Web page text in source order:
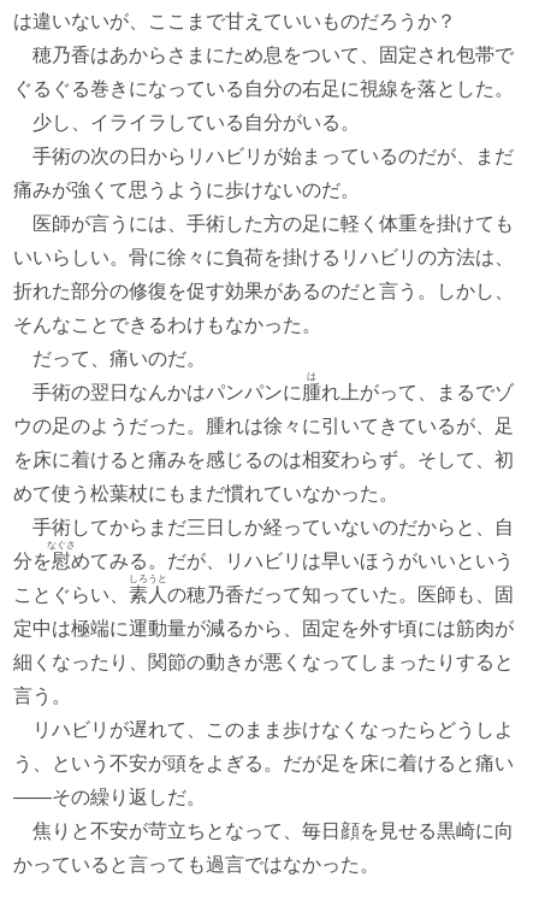
は違いないが、ここまで甘えていいものだろうか？
穂乃香はあからさまにため息をついて、固定され包帯で
ぐるぐる巻きになっている自分の右足に視線を落とした。
少し、イライラしている自分がいる。
手術の次の日からリハビリが始まっているのだが、まだ
痛みが強くて思うように歩けないのだ。
医師が言うには、手術した方の足に軽く体重を掛けても
いいらしい。骨に徐々に負荷を掛けるリハビリの方法は、
折れた部分の修復を促す効果があるのだと言う。しかし、
そんなことできるわけもなかった。
だって、痛いのだ。
手術の翌日なんかはパンパンに 腫
は
れ上がって、まるでゾ
ウの足のようだった。腫れは徐々に引いてきているが、足
を床に着けると痛みを感じるのは相変わらず。そして、初
めて使う松葉杖にもまだ慣れていなかった。
手術してからまだ三日しか経っていないのだからと、自
分を慰
なぐさ
めてみる。だが、リハビリは早いほうがいいという
ことぐらい、素人
しろうと
の穂乃香だって知っていた。医師も、固
定中は極端に運動量が減るから、固定を外す頃には筋肉が
細くなったり、関節の動きが悪くなってしまったりすると
言う。
リハビリが遅れて、このまま歩けなくなったらどうしよ
う、という不安が頭をよぎる。だが足を床に着けると痛い
――その繰り返しだ。
焦りと不安が苛立ちとなって、毎日顔を見せる黒崎に向
かっていると言っても過言ではなかった。